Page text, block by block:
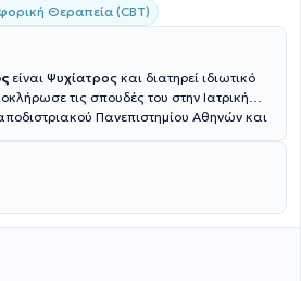
Θεραπεία (CBT)
είναι Ψυχίατρος και διατηρεί ιδιωτικό
τις σπουδές του στην Ιατρική
Πανεπιστημίου Αθηνών και
όπως το άγχος, τις διαταραχές
την κατάθλιψη, τις ψυχώσεις
ψυχικών διαταραχών. Έχει εργαστεί
στον δημόσιο τομέα, αποκτώντας
Ογκολογικό Νοσοκομείο Κηφισιάς και
Αττικής Δρομοκαΐτειο, όπου